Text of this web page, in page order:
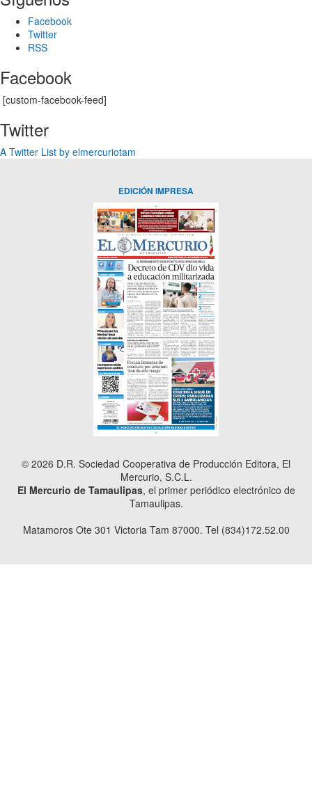
Facebook
Twitter
RSS
Facebook
[custom-facebook-feed]
Twitter
A Twitter List by elmercuriotam
EDICIÓN IMPRESA
© 2026 D.R. Sociedad Cooperativa de Producción Editora, El
Mercurio, S.C.L.
El Mercurio de Tamaulipas, el primer periódico electrónico de
Tamaulipas.
Matamoros Ote 301 Victoria Tam 87000. Tel (834)172.52.00